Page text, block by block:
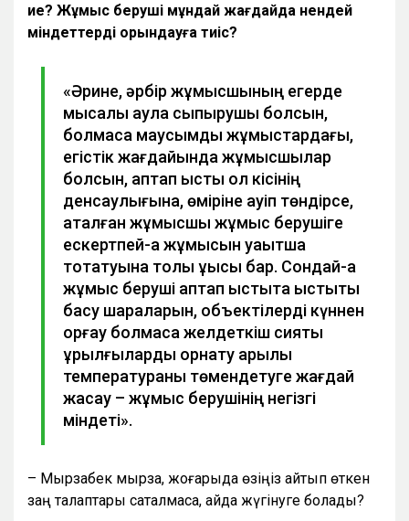
ие? Жұмыс беруші мұндай жағдайда нендей
міндеттерді орындауға тиіс?
«Әрине, әрбір жұмысшының егерде
мысалы аула сыпырушы болсын,
болмаса маусымдық жұмыстардағы,
егістік жағдайында жұмысшылар
болсын, аптап ыстық ол кісінің
денсаулығына, өміріне қауіп төндірсе,
аталған жұмысшы жұмыс берушіге
ескертпей-ақ жұмысын уақытша
тоқтатуына толық құқысы бар. Сондай-ақ
жұмыс беруші аптап ыстықта ыстықты
басу шараларын, объектілерді күннен
қорғау болмаса желдеткіш сияқты
құрылғыларды орнату арқылы
температураны төмендетуге жағдай
жасау – жұмыс берушінің негізгі
міндеті».
– Мырзабек мырза, жоғарыда өзіңіз айтып өткен
заң талаптары сақталмаса, қайда жүгінуге болады?